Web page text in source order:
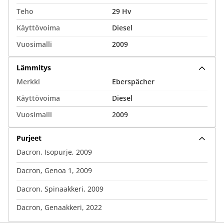
Teho
29 Hv
Käyttövoima
Diesel
Vuosimalli
2009
Lämmitys
Merkki
Eberspächer
Käyttövoima
Diesel
Vuosimalli
2009
Purjeet
Dacron, Isopurje, 2009
Dacron, Genoa 1, 2009
Dacron, Spinaakkeri, 2009
Dacron, Genaakkeri, 2022